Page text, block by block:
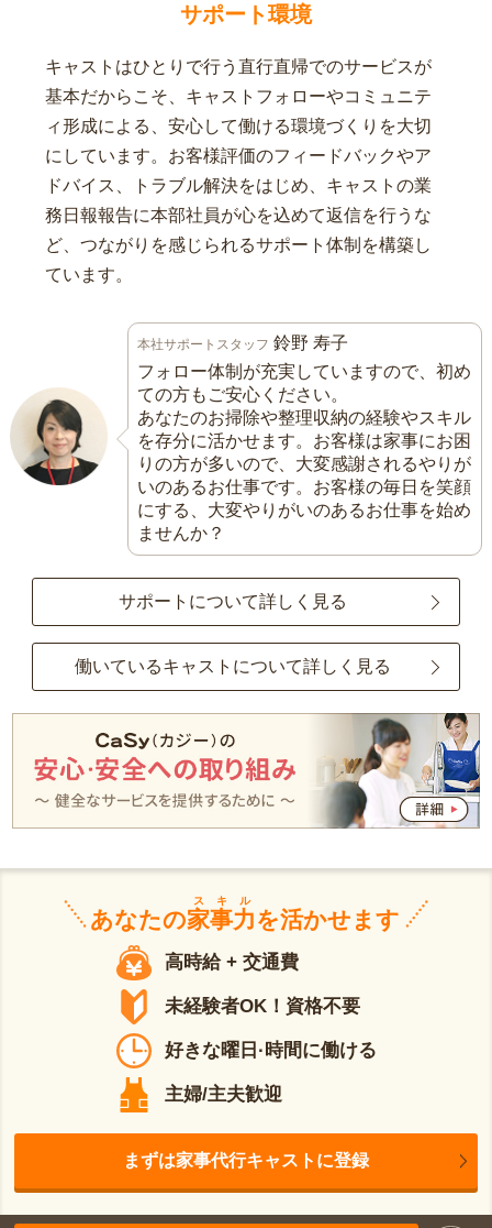
サポート環境
キャストはひとりで行う直行直帰でのサービスが
基本だからこそ、キャストフォローやコミュニテ
ィ形成による、安心して働ける環境づくりを大切
にしています。お客様評価のフィードバックやア
ドバイス、トラブル解決をはじめ、キャストの業
務日報報告に本部社員が心を込めて返信を行うな
ど、つながりを感じられるサポート体制を構築し
ています。
本社サポートスタッフ 鈴野 寿子
フォロー体制が充実していますので、初め
ての方もご安心ください。
あなたのお掃除や整理収納の経験やスキル
を存分に活かせます。お客様は家事にお困
りの方が多いので、大変感謝されるやりが
いのあるお仕事です。お客様の毎日を笑顔
にする、大変やりがいのあるお仕事を始め
ませんか？
サポートについて詳しく見る
働いているキャストについて詳しく見る
あなたの家事力
スキル
を活かせます
高時給 + 交通費
未経験者OK！資格不要
好きな曜日·時間に働ける
主婦/主夫歓迎
まずは家事代行キャストに登録